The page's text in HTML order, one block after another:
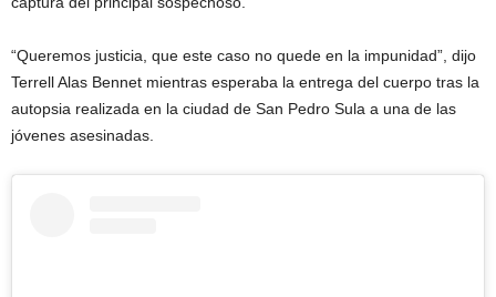
“Queremos justicia, que este caso no quede en la impunidad”, dijo
Terrell Alas Bennet mientras esperaba la entrega del cuerpo tras la
autopsia realizada en la ciudad de San Pedro Sula a una de las
jóvenes asesinadas.